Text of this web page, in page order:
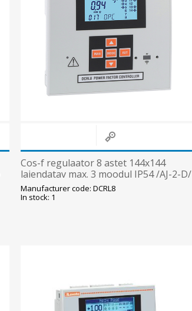
Cos-f regulaator 8 astet 144x144
laiendatav max. 3 moodul IP54 /AJ-2-D/
Manufacturer code: DCRL8
In stock: 1